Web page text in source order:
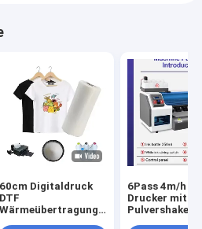
60cm Digitaldruck
DTF
Wärmeübertragung
6Pass 4m/h
Drucker mit
Pulvershaker